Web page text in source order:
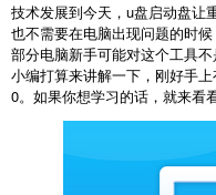
技术发展到今天，u盘启动盘让
也不需要在电脑出现问题的时
部分电脑新手可能对这个工具
小编打算来讲解一下，刚好手
0。如果你想学习的话，就来看